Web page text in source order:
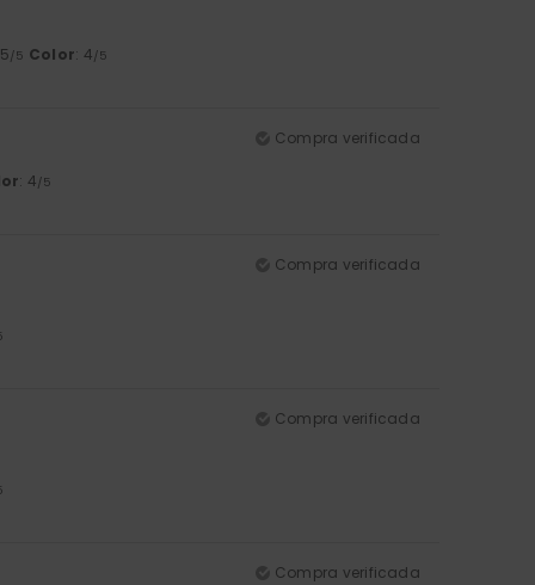
/5 Color: 4/5
Compra verificada
: 4/5
Compra verificada
Compra verificada
Compra verificada